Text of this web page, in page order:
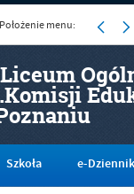
Położenie menu:
Szkoła e-Dziennik